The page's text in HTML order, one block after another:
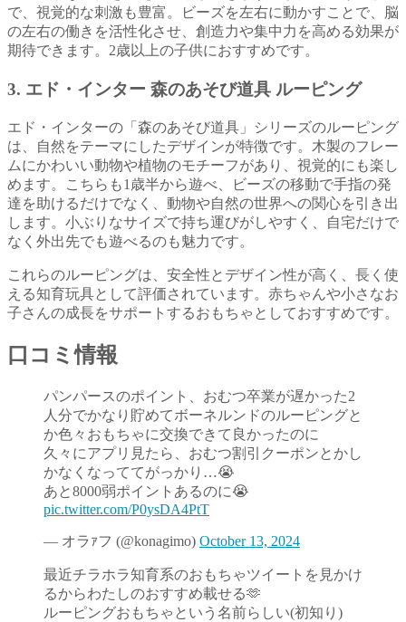
で、視覚的な刺激も豊富。ビーズを左右に動かすことで、脳
の左右の働きを活性化させ、創造力や集中力を高める効果が
期待できます。2歳以上の子供におすすめです。
3. エド・インター 森のあそび道具 ルーピング
エド・インターの「森のあそび道具」シリーズのルーピング
は、自然をテーマにしたデザインが特徴です。木製のフレー
ムにかわいい動物や植物のモチーフがあり、視覚的にも楽し
めます。こちらも1歳半から遊べ、ビーズの移動で手指の発
達を助けるだけでなく、動物や自然の世界への関心を引き出
します。小ぶりなサイズで持ち運びがしやすく、自宅だけで
なく外出先でも遊べるのも魅力です。
これらのルーピングは、安全性とデザイン性が高く、長く使
える知育玩具として評価されています。赤ちゃんや小さなお
子さんの成長をサポートするおもちゃとしておすすめです。
口コミ情報
パンパースのポイント、おむつ卒業が遅かった2
人分でかなり貯めてボーネルンドのルーピングと
か色々おもちゃに交換できて良かったのに
久々にアプリ見たら、おむつ割引クーポンとかし
かなくなっててがっかり…😭
あと8000弱ポイントあるのに😭
pic.twitter.com/P0ysDA4PtT
— オラｧフ (@konagimo) October 13, 2024
最近チラホラ知育系のおもちゃツイートを見かけ
るからわたしのおすすめ載せる🫶
ルーピングおもちゃという名前らしい(初知り)